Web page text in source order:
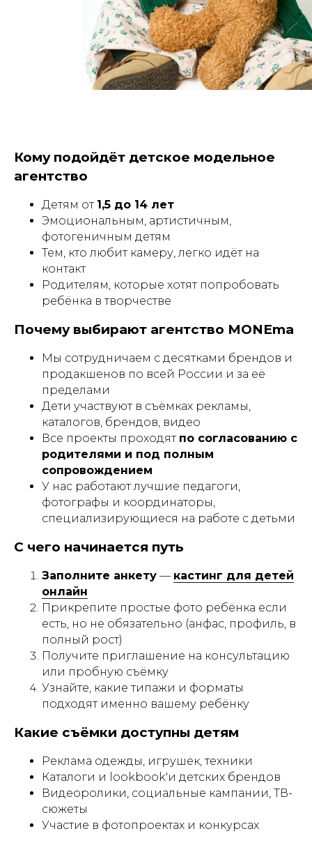
Кому подойдёт детское модельное
агентство
Детям от 1,5 до 14 лет
Эмоциональным, артистичным,
фотогеничным детям
Тем, кто любит камеру, легко идёт на
контакт
Родителям, которые хотят попробовать
ребёнка в творчестве
Почему выбирают агентство MONEma
Мы сотрудничаем с десятками брендов и
продакшенов по всей России и за её
пределами
Дети участвуют в съёмках рекламы,
каталогов, брендов, видео
Все проекты проходят по согласованию с
родителями и под полным
сопровождением
У нас работают лучшие педагоги,
фотографы и координаторы,
специализирующиеся на работе с детьми
С чего начинается путь
Заполните анкету — кастинг для детей
онлайн
Прикрепите простые фото ребёнка если
есть, но не обязательно (анфас, профиль, в
полный рост)
Получите приглашение на консультацию
или пробную съёмку
Узнайте, какие типажи и форматы
подходят именно вашему ребёнку
Какие съёмки доступны детям
Реклама одежды, игрушек, техники
Каталоги и lookbook'и детских брендов
Видеоролики, социальные кампании, ТВ-
сюжеты
Участие в фотопроектах и конкурсах
+7 (999)277-74-90